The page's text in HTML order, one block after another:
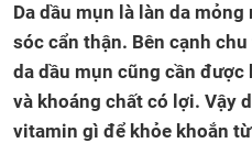
Da dầu mụn là làn da
sóc cẩn thận. Bên cạnh
da dầu mụn cũng cần
và khoáng chất có lợi. Vậy
vitamin gì để khỏe khoắn